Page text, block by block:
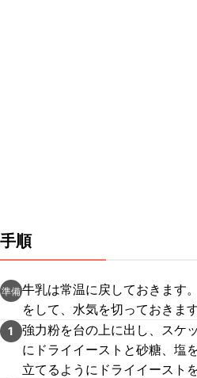
手順
準備牛乳は常温に戻しておきます
をして、水気を切っておきます
1
強力粉を台の上に出し、スケ
にドライイーストと砂糖、塩
立てるようにドライイースト